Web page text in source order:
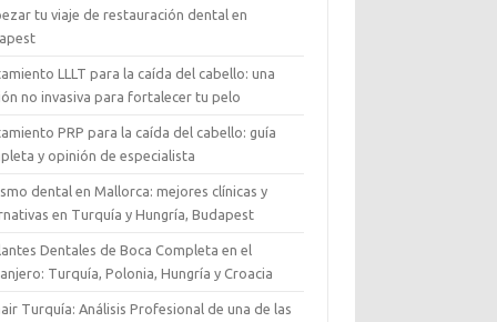
tu viaje de restauración dental en
LLLT para la caída del cabello: una
no invasiva para fortalecer tu pelo
PRP para la caída del cabello: guía
y opinión de especialista
dental en Mallorca: mejores clínicas y
en Turquía y Hungría, Budapest
Dentales de Boca Completa en el
Turquía, Polonia, Hungría y Croacia
Turquía: Análisis Profesional de una de las